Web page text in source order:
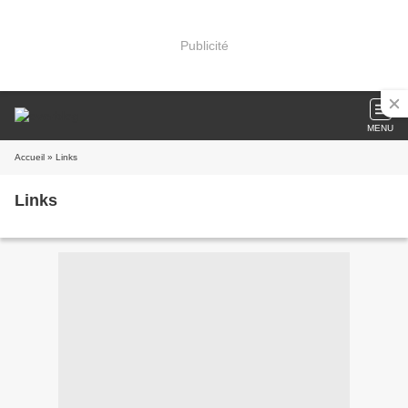
Publicité
MENU
Accueil » Links
Links